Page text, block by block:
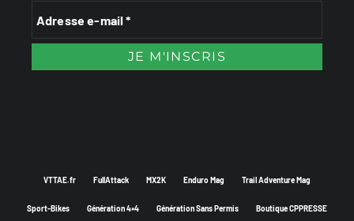
VTTAE.fr FullAttack MX2K Enduro Mag Trail Adventure Mag
Sport-Bikes Génération 4×4 Génération Sans Permis Boutique CPPRESSE